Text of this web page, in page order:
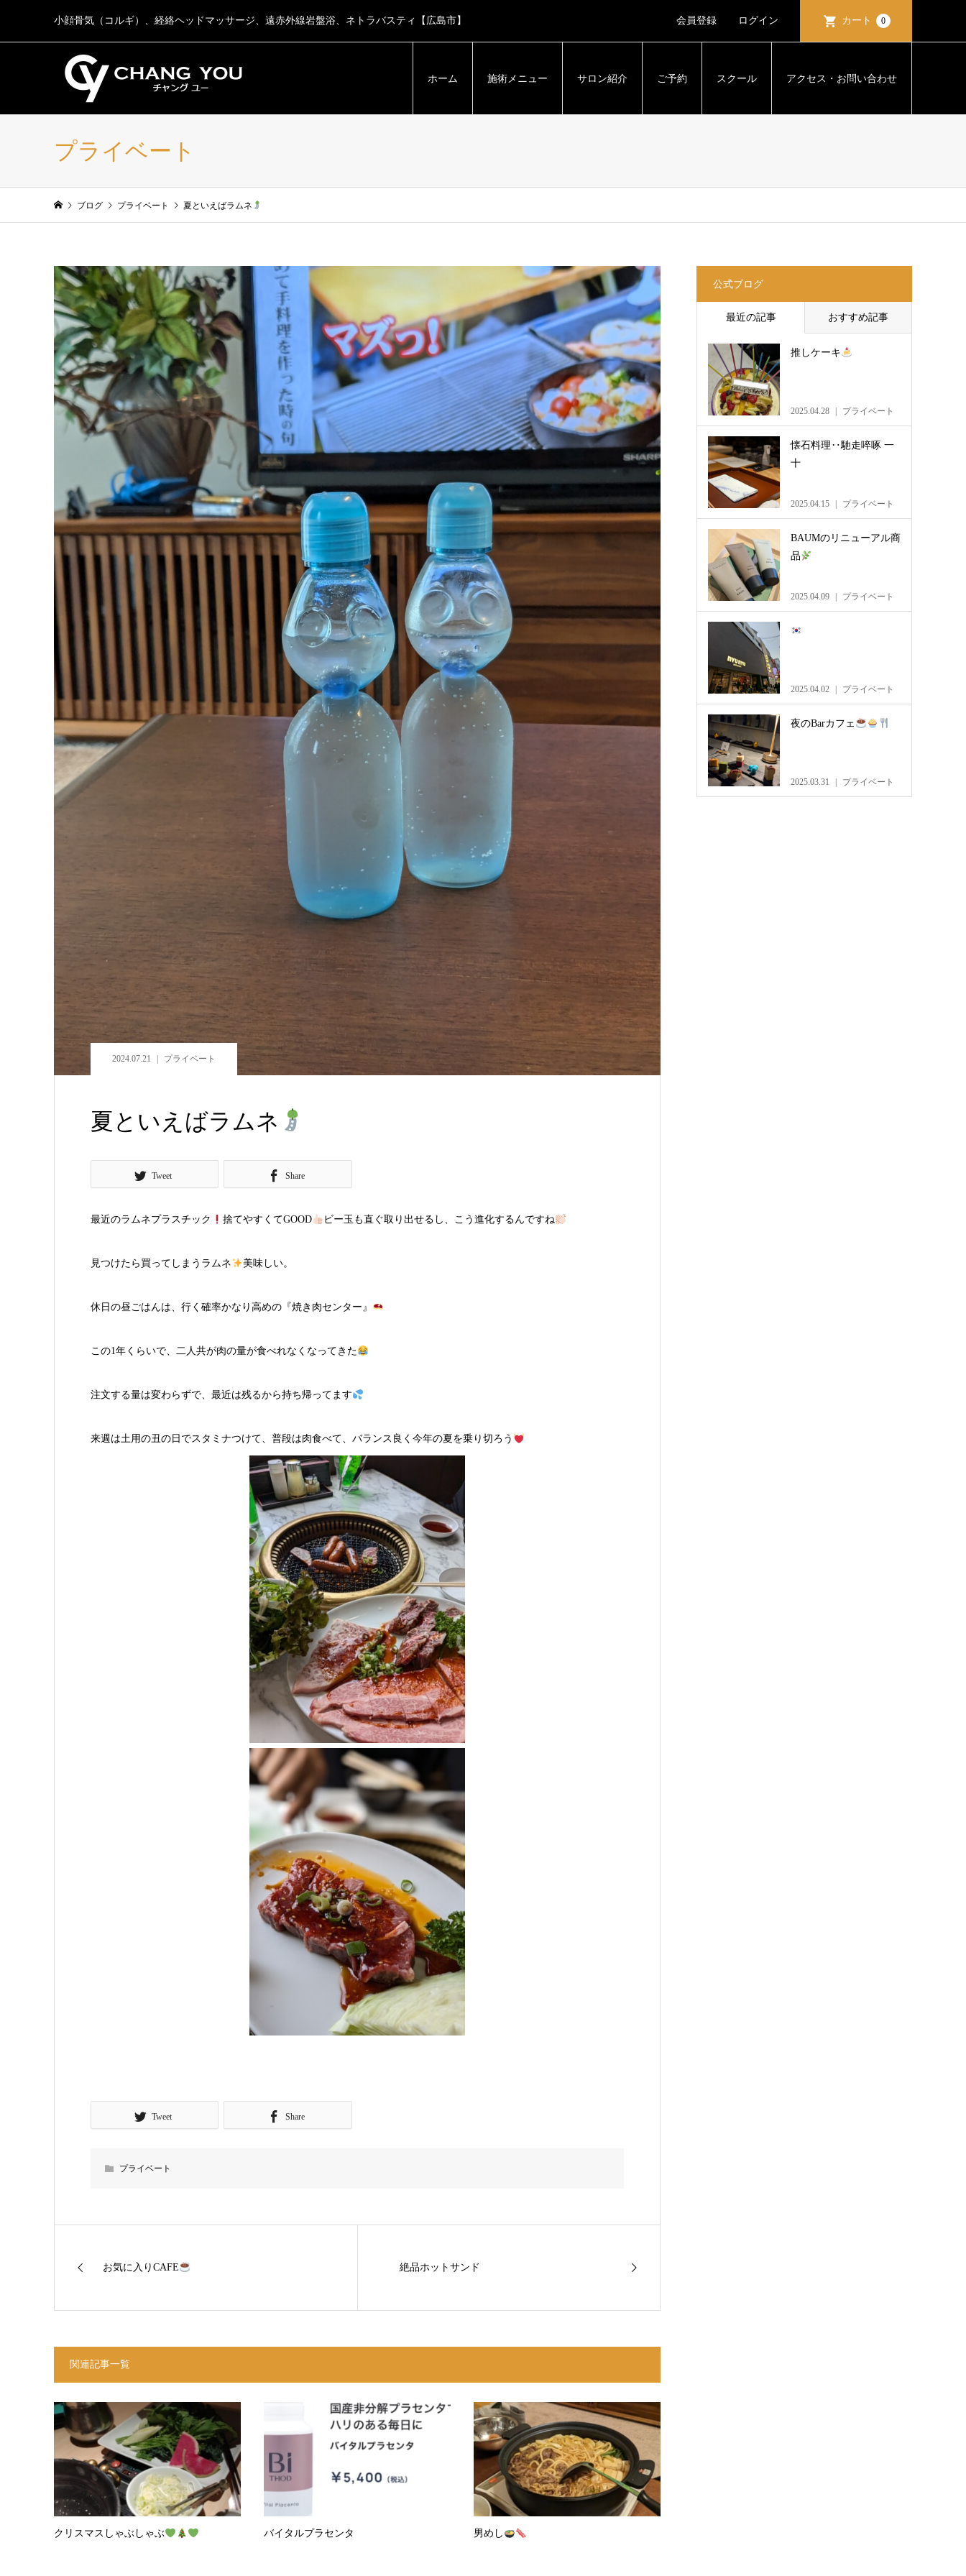
小顔骨気（コルギ）、経絡ヘッドマッサージ、遠赤外線岩盤浴、ネトラバスティ【広島市】 会員登録 ログイン カート 0
ホーム 施術メニュー サロン紹介 ご予約 スクール アクセス・お問い合わせ
プライベート
ブログ プライベート 夏といえばラムネ
2024.07.21 プライベート
夏といえばラムネ
Tweet Share
最近のラムネプラスチック 捨てやすくてGOOD ビー玉も直ぐ取り出せるし、こう進化するんですね
見つけたら買ってしまうラムネ 美味しい。
休日の昼ごはんは、行く確率かなり高めの『焼き肉センター』
この1年くらいで、二人共が肉の量が食べれなくなってきた
注文する量は変わらずで、最近は残るから持ち帰ってます
来週は土用の丑の日でスタミナつけて、普段は肉食べて、バランス良く今年の夏を乗り切ろう
Tweet Share
プライベート
お気に入りCAFE 絶品ホットサンド
関連記事一覧
クリスマスしゃぶしゃぶ バイタルプラセンタ 男めし
公式ブログ
最近の記事 おすすめ記事
推しケーキ
2025.04.28 プライベート
懐石料理‥馳走啐啄 一
十
2025.04.15 プライベート
BAUMのリニューアル商
品
2025.04.09 プライベート
2025.04.02 プライベート
夜のBarカフェ
2025.03.31 プライベート